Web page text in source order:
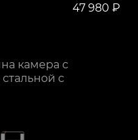
47 980 ₽
камера с
с